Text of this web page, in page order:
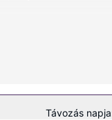
parkolási
Távozás